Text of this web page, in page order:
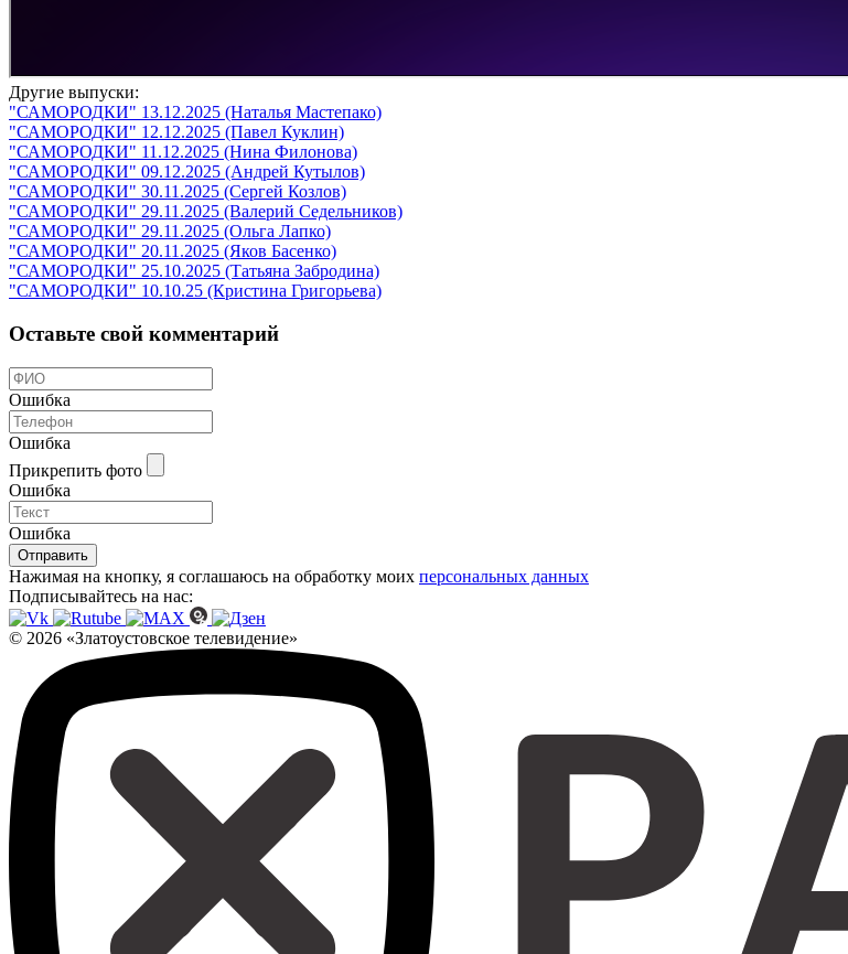
Другие выпуски:
"САМОРОДКИ" 13.12.2025 (Наталья Мастепако)
"САМОРОДКИ" 12.12.2025 (Павел Куклин)
"САМОРОДКИ" 11.12.2025 (Нина Филонова)
"САМОРОДКИ" 09.12.2025 (Андрей Кутылов)
"САМОРОДКИ" 30.11.2025 (Сергей Козлов)
"САМОРОДКИ" 29.11.2025 (Валерий Седельников)
"САМОРОДКИ" 29.11.2025 (Ольга Лапко)
"САМОРОДКИ" 20.11.2025 (Яков Басенко)
"САМОРОДКИ" 25.10.2025 (Татьяна Забродина)
"САМОРОДКИ" 10.10.25 (Кристина Григорьева)
Оставьте свой комментарий
Ошибка
Ошибка
Прикрепить фото
Ошибка
Ошибка
Отправить
Нажимая на кнопку, я соглашаюсь на обработку моих персональных данных
Подписывайтесь на нас:
© 2026 «Златоустовское телевидение»